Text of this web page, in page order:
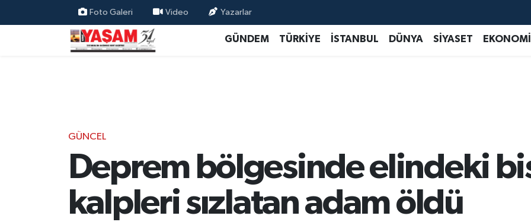
Foto Galeri Video Yazarlar
GÜNDEM TÜRKİYE İSTANBUL DÜNYA SİYASET EKONOMİ
GÜNCEL
Deprem bölgesinde elindeki
kalpleri sızlatan adam öldü